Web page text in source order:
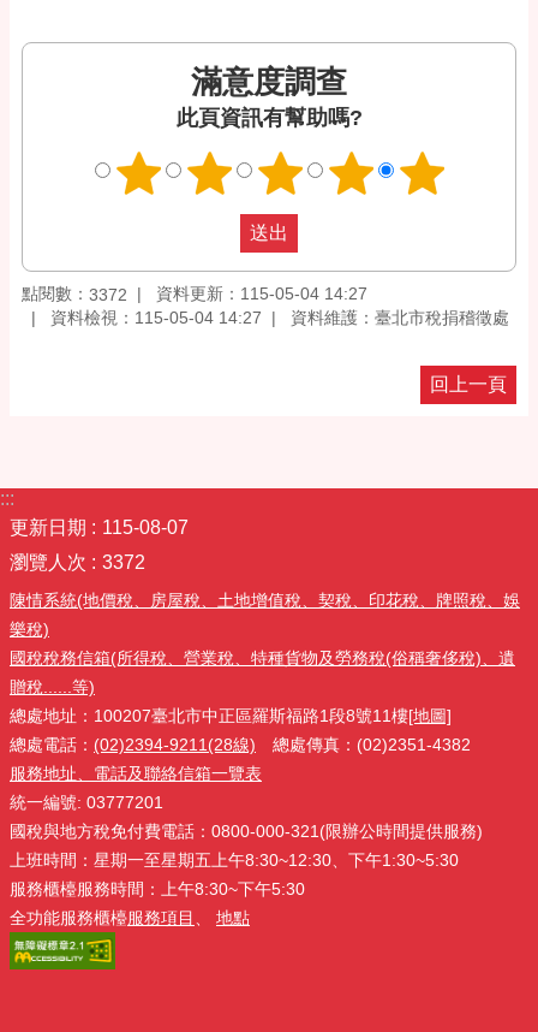
滿意度調查
此頁資訊有幫助嗎?
點閱數： 3372
資料更新：115-05-04 14:27
資料檢視：115-05-04 14:27
資料維護：臺北市稅捐稽徵處
回上一頁
:::
更新日期
115-08-07
瀏覽人次
3372
陳情系統(地價稅、房屋稅、土地增值稅、契稅、印花稅、牌照稅、娛
樂稅)
國稅稅務信箱(所得稅、營業稅、特種貨物及勞務稅(俗稱奢侈稅)、遺
贈稅......等)
總處地址：100207臺北市中正區羅斯福路1段8號11樓[地圖]
總處電話： (02)2394-9211(28線) 總處傳真：(02)2351-4382
服務地址、電話及聯絡信箱一覽表
統一編號: 03777201
國稅與地方稅免付費電話：0800-000-321(限辦公時間提供服務)
上班時間：星期一至星期五上午8:30~12:30、下午1:30~5:30
服務櫃檯服務時間：上午8:30~下午5:30
全功能服務櫃檯服務項目 地點